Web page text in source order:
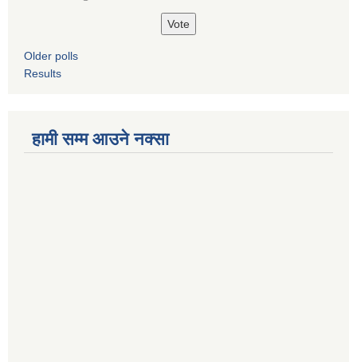
Older polls
Results
हामी सम्म आउने नक्सा